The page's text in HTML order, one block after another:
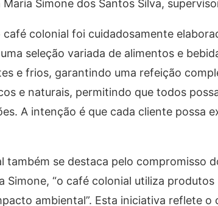
Maria Simone dos Santos Silva,
café colonial foi cuidadosamente
seleção variada de alimentos e
e frios, garantindo uma refeição
e naturais, permitindo que todos
A intenção é que cada cliente possa
também se destaca pelo compromisso
Simone, “o café colonial utiliza
ambiental”. Esta iniciativa reflete